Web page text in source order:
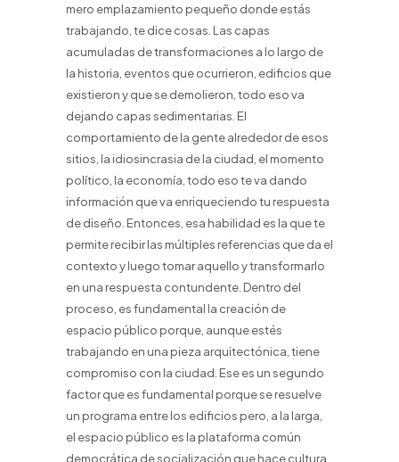
mero emplazamiento pequeño donde estás
trabajando, te dice cosas. Las capas
acumuladas de transformaciones a lo largo de
la historia, eventos que ocurrieron, edificios que
existieron y que se demolieron, todo eso va
dejando capas sedimentarias. El
comportamiento de la gente alrededor de esos
sitios, la idiosincrasia de la ciudad, el momento
político, la economía, todo eso te va dando
información que va enriqueciendo tu respuesta
de diseño. Entonces, esa habilidad es la que te
permite recibir las múltiples referencias que da el
contexto y luego tomar aquello y transformarlo
en una respuesta contundente. Dentro del
proceso, es fundamental la creación de
espacio público porque, aunque estés
trabajando en una pieza arquitectónica, tiene
compromiso con la ciudad. Ese es un segundo
factor que es fundamental porque se resuelve
un programa entre los edificios pero, a la larga,
el espacio público es la plataforma común
democrática de socialización que hace cultura